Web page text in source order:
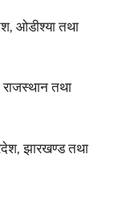
ओडीश्या तथा
राजस्थान तथा
झारखण्ड तथा